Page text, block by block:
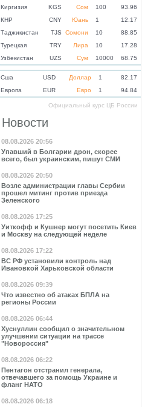
Киргизия
KGS Сом 100
93.96
КНР
CNY Юань 1
12.17
Таджикистан
TJS Сомони 10
88.85
Турецкая
TRY Лира 10
17.28
Узбекистан
UZS Сум 10000 68.75
Cша USD Доллар 1
82.17
Eвропа
EUR Евро 1 94.84
Официальный курс ЦБ России
Новости
08.08.2026 20:56
Упавший в Болгарии дрон, скорее
всего, был украинским, пишут СМИ
08.08.2026 20:50
Возле администрации главы Сербии
прошел митинг против приезда
Зеленского
08.08.2026 17:25
Уиткофф и Кушнер могут посетить Киев
и Москву на следующей неделе
08.08.2026 17:22
ВС РФ установили контроль над
Ивановкой Харьковской области
08.08.2026 09:39
Что известно об атаках БПЛА на
регионы России
08.08.2026 06:44
Хуснуллин сообщил о значительном
улучшении ситуации на трассе
"Новороссия"
08.08.2026 06:22
Пентагон отстранил генерала,
отвечавшего за помощь Украине и
фланг НАТО
08.08.2026 06:18